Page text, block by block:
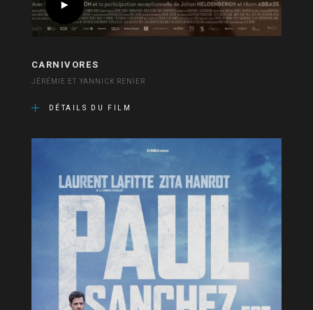
CARNIVORES
JÉRÉMIE ET YANNICK RENIER
DÉTAILS DU FILM